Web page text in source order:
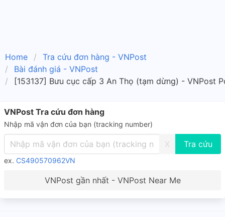
Home
Tra cứu đơn hàng - VNPost
Bài đánh giá - VNPost
[153137] Bưu cục cấp 3 An Thọ (tạm dừng) - VNPost
VNPost Tra cứu đơn hàng
Nhập mã vận đơn của bạn (tracking number)
X
ex. CS490570962VN
VNPost gần nhất - VNPost Near Me